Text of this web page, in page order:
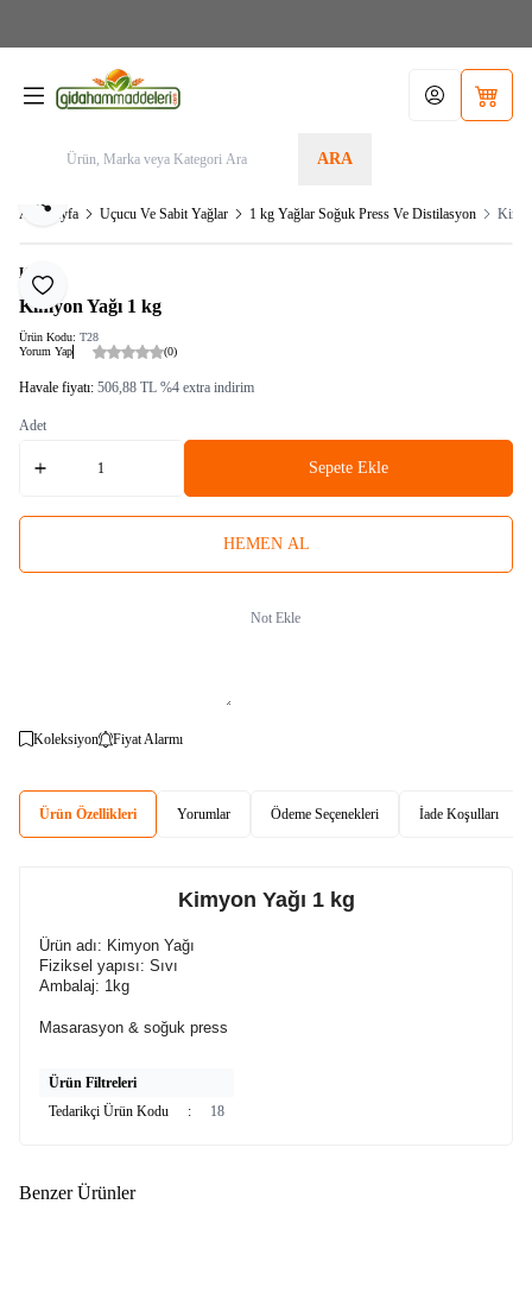
ARA
HesabımSepetim
Ana Sayfa Uçucu Ve Sabit Yağlar 1 kg Yağlar Soğuk Press Ve Distilasyon
Favoriye Ekle
Paylaş
KRK
Kimyon Yağı 1 kg
Ürün Kodu: T28
Yorum Yap
(0)
Havale fiyatı: 506,88 TL %4 extra indirim
Adet
Sepete Ekle
HEMEN AL
Not Ekle
Koleksiyon Fiyat Alarmı
Ürün Özellikleri Yorumlar Ödeme Seçenekleri İade Koşulları
Kimyon Yağı 1 kg
Ürün adı: Kimyon Yağı
Fiziksel yapısı: Sıvı
Ambalaj: 1kg
Masarasyon & soğuk press
Ürün Filtreleri
Tedarikçi Ürün Kodu
: 18
Benzer Ürünler